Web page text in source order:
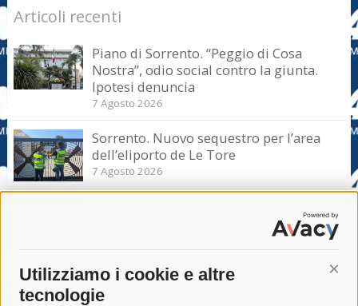
Utilizziamo i cookie e altre
tecnologie
Articoli recenti
Piano di Sorrento. “Peggio di Cosa
Nostra”, odio social contro la giunta.
Ipotesi denuncia
7 Agosto 2026
Sorrento. Nuovo sequestro per l’area
dell’eliporto de Le Tore
7 Agosto 2026
Sorrento. Aggredisce sessualmente una
turista e le strappa il portafogli, fermato